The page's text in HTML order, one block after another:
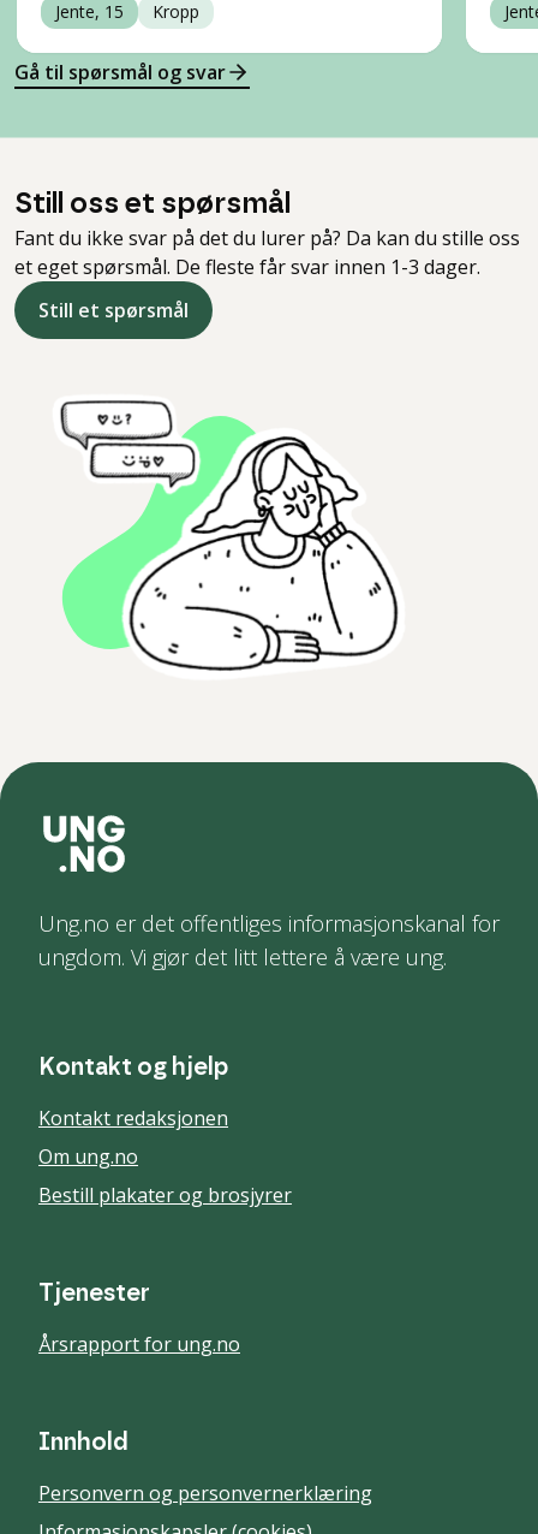
Jente, 15 Kropp
Gå til spørsmål og svar
Still oss et spørsmål
Fant du ikke svar på det du lurer på? Da kan du stille oss
et eget spørsmål. De fleste får svar innen 1-3 dager.
Still et spørsmål
Ung.no er det offentliges informasjonskanal for
ungdom. Vi gjør det litt lettere å være ung.
Kontakt og hjelp
Kontakt redaksjonen
Om ung.no
Bestill plakater og brosjyrer
Tjenester
Årsrapport for ung.no
Innhold
Personvern og personvernerklæring